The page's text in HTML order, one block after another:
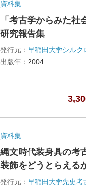
資料集
「考古学からみた社
研究報告集
発行元：
出版年： 2004
資料集
縄文時代装身具の
装飾をどうとらえ
発行元： 早稲田大学先史考